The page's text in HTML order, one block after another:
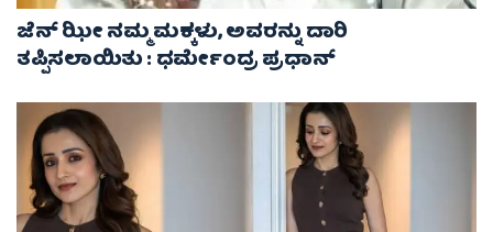
ಜೆನ್ ಝೀ ನಮ್ಮ ಮಕ್ಕಳು, ಅವರನ್ನು ದಾರಿ
ತಪ್ಪಿಸಲಾಯಿತು : ಧರ್ಮೇಂದ್ರ ಪ್ರಧಾನ್